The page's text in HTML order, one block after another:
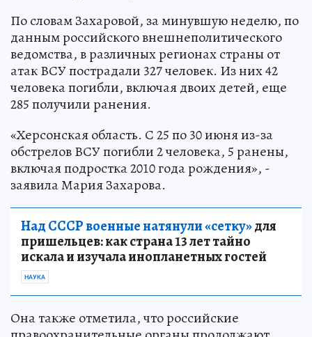
По словам Захаровой, за минувшую неделю, по
данным российского внешнеполитического
ведомства, в различных регионах страны от
атак ВСУ пострадали 327 человек. Из них 42
человека погибли, включая двоих детей, еще
285 получили ранения.
«Херсонская область. С 25 по 30 июня из-за
обстрелов ВСУ погибли 2 человека, 5 ранены,
включая подростка 2010 года рождения», -
заявила Мария Захарова.
Над СССР военные натянули «сетку»для
пришельцев: как страна 13 лет тайно
искала и изучала инопланетных гостей
НАУКА
Она также отметила, что российские